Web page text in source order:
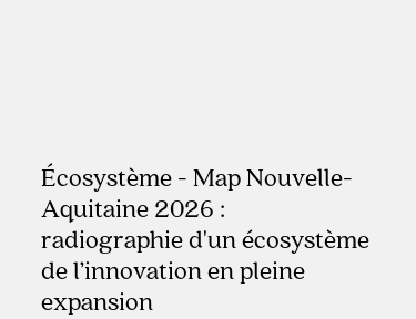
Écosystème - Map Nouvelle-
Aquitaine 2026 :
radiographie d'un écosystème
de l’innovation en pleine
expansion